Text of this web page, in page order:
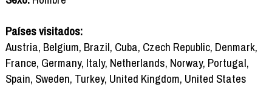
Países visitados:
Austria, Belgium, Brazil, Cuba, Czech Republic, Denmark,
France, Germany, Italy, Netherlands, Norway, Portugal,
Spain, Sweden, Turkey, United Kingdom, United States